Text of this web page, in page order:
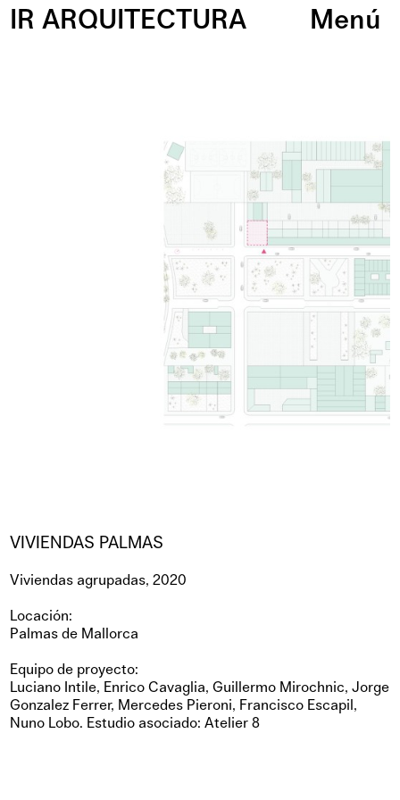
IR ARQUITECTURA Menú
VIVIENDAS PALMAS
Viviendas agrupadas, 2020
Locación:
Palmas de Mallorca
Equipo de proyecto:
Luciano Intile, Enrico Cavaglia, Guillermo Mirochnic, Jorge
Gonzalez Ferrer, Mercedes Pieroni, Francisco Escapil,
Nuno Lobo. Estudio asociado: Atelier 8